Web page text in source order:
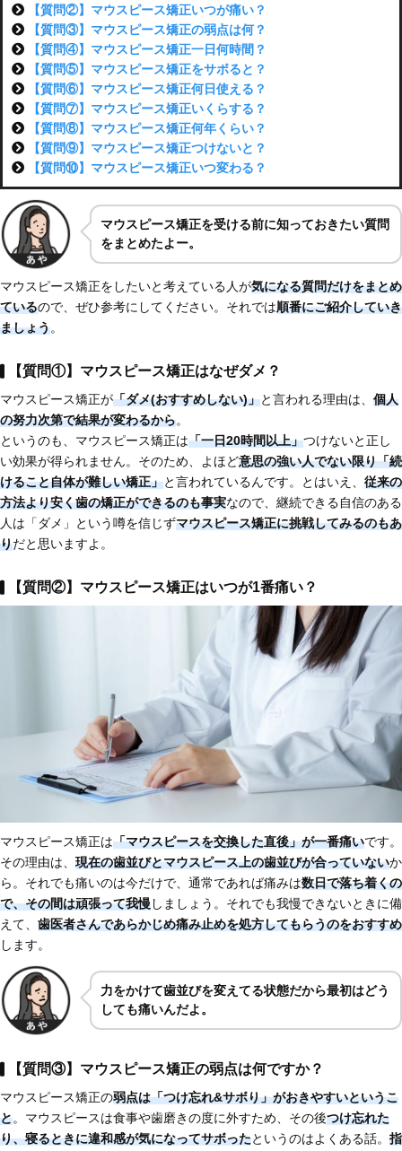
【質問②】マウスピース矯正いつが痛い？
【質問③】マウスピース矯正の弱点は何？
【質問④】マウスピース矯正一日何時間？
【質問⑤】マウスピース矯正をサボると？
【質問⑥】マウスピース矯正何日使える？
【質問⑦】マウスピース矯正いくらする？
【質問⑧】マウスピース矯正何年くらい？
【質問⑨】マウスピース矯正つけないと？
【質問⑩】マウスピース矯正いつ変わる？
マウスピース矯正を受ける前に知っておきたい質問
をまとめたよー。
マウスピース矯正をしたいと考えている人が気になる質問だけをまとめ
ているので、ぜひ参考にしてください。それでは順番にご紹介していき
ましょう。
【質問①】マウスピース矯正はなぜダメ？
マウスピース矯正が「ダメ(おすすめしない)」と言われる理由は、 個人
の努力次第で結果が変わるから。
というのも、マウスピース矯正は「一日20時間以上」つけないと正し
い効果が得られません。そのため、よほど意思の強い人でない限り「続
けること自体が難しい矯正」と言われているんです。とはいえ、 従来の
方法より安く歯の矯正ができるのも事実なので、継続できる自信のある
人は「ダメ」という噂を信じずマウスピース矯正に挑戦してみるのもあ
りだと思いますよ。
【質問②】マウスピース矯正はいつが1番痛い？
マウスピース矯正は「マウスピースを交換した直後」が一番痛いです。
その理由は、 現在の歯並びとマウスピース上の歯並びが合っていないか
ら。それでも痛いのは今だけで、通常であれば痛みは数日で落ち着くの
で、その間は頑張って我慢しましょう。それでも我慢できないときに備
えて、 歯医者さんであらかじめ痛み止めを処方してもらうのをおすすめ
します。
力をかけて歯並びを変えてる状態だから最初はどう
しても痛いんだよ。
【質問③】マウスピース矯正の弱点は何ですか？
マウスピース矯正の弱点は「つけ忘れ&サボり」がおきやすいというこ
と。マウスピースは食事や歯磨きの度に外すため、その後つけ忘れた
り、寝るときに違和感が気になってサボったというのはよくある話。 指